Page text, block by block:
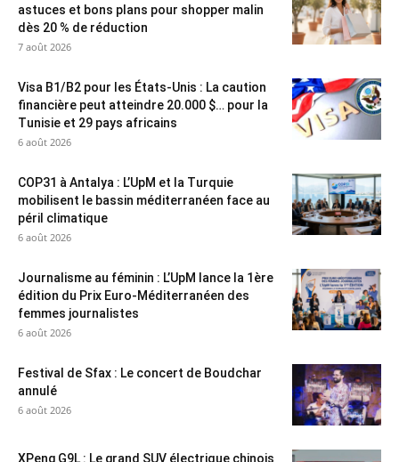
astuces et bons plans pour shopper malin
dès 20 % de réduction
7 août 2026
Visa B1/B2 pour les États-Unis : La caution
financière peut atteindre 20.000 $… pour la
Tunisie et 29 pays africains
6 août 2026
COP31 à Antalya : L’UpM et la Turquie
mobilisent le bassin méditerranéen face au
péril climatique
6 août 2026
Journalisme au féminin : L’UpM lance la 1ère
édition du Prix Euro-Méditerranéen des
femmes journalistes
6 août 2026
Festival de Sfax : Le concert de Boudchar
annulé
6 août 2026
XPeng G9L : Le grand SUV électrique chinois